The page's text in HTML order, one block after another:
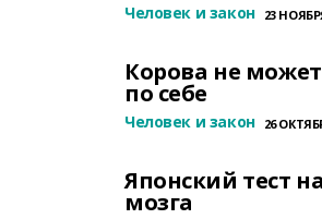
Человек и закон 23
Корова не
по себе
Человек и закон 26
Японский тест
мозга